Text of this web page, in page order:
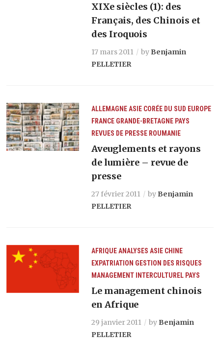
XIXe siècles (1): des
Français, des Chinois et
des Iroquois
17 mars 2011 by Benjamin
PELLETIER
ALLEMAGNEASIE CORÉE DU SUD EUROPE
FRANCE GRANDE-BRETAGNE PAYS
REVUES DE PRESSE ROUMANIE
Aveuglements et rayons
de lumière – revue de
presse
27 février 2011 by Benjamin
PELLETIER
AFRIQUEANALYSES ASIE CHINE
EXPATRIATION GESTION DES RISQUES
MANAGEMENT INTERCULTUREL PAYS
Le management chinois
en Afrique
29 janvier 2011 by Benjamin
PELLETIER